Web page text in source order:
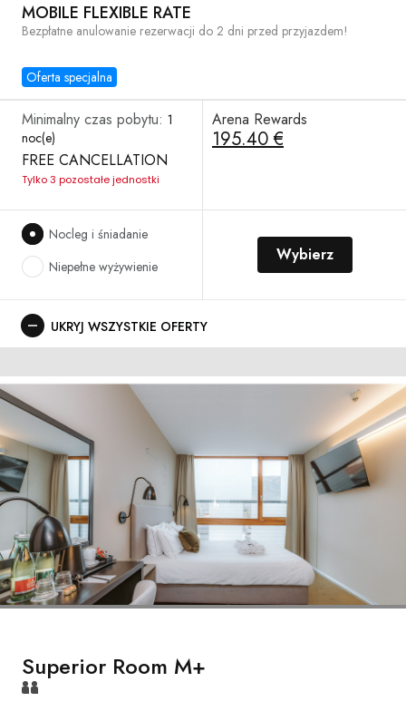
MOBILE FLEXIBLE RATE
Oferta specjalna
Bezpłatne anulowanie rezerwacji do 2 dni przed przyjazdem!
Minimalny czas pobytu: 1
noc(e)
FREE CANCELLATION
Tylko 3 pozostałe jednostki
Arena Rewards
195.40 €
Nocleg i śniadanie
Niepełne wyżywienie
Wybierz
UKRYJ WSZYSTKIE OFERTY
Superior Room M+